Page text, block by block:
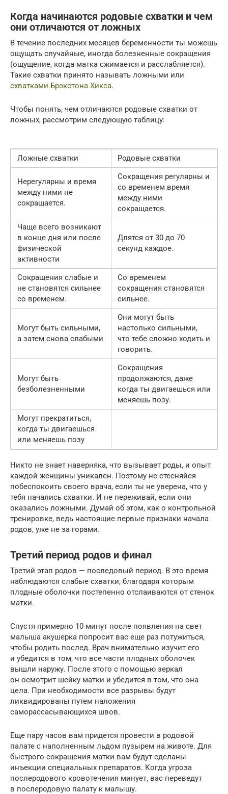
Когда начинаются родовые схватки и чем
они отличаются от ложных
В течение последних месяцев беременности ты можешь
ощущать случайные, иногда болезненные сокращения
(ощущение, когда матка сжимается и расслабляется).
Такие схватки принято называть ложными или
схватками Брэкстона Хикса.
Чтобы понять, чем отличаются родовые схватки от
ложных, рассмотрим следующую таблицу:
Ложные схватки Родовые схватки
Нерегулярны и время
между ними не
сокращается.
Сокращения регулярны и
со временем время
между ними
сокращается.
Чаще всего возникают
в конце дня или после
физической
активности
Длятся от 30 до 70
секунд каждое.
Сокращения слабые и
не становятся сильнее
со временем.
Со временем
сокращения становятся
сильнее.
Могут быть сильными,
а затем снова слабыми
Они могут быть
настолько сильными,
что тебе сложно ходить и
говорить.
Могут быть
безболезненными
Сокращения
продолжаются, даже
когда ты двигаешься или
меняешь позу.
Могут прекратиться,
когда ты двигаешься
или меняешь позу
Никто не знает наверняка, что вызывает роды, и опыт
каждой женщины уникален. Поэтому не стесняйся
побеспокоить своего врача, если ты не уверена, что у
тебя начались схватки. И не переживай, если они
оказались ложными. Думай об этом, как о контрольной
тренировке, ведь настоящие первые признаки начала
родов, уже не за горами.
Третий период родов и финал
Третий этап родов — последовый период. В это время
наблюдаются слабые схватки, благодаря которым
плодные оболочки постепенно отслаиваются от стенок
матки.
Спустя примерно 10 минут после появления на свет
малыша акушерка попросит вас еще раз потужиться,
чтобы родить послед. Врач внимательно изучит его
и убедится в том, что все части плодных оболочек
вышли наружу. После этого с помощью зеркал
он осмотрит шейку матки и убедится в том, что она
цела. При необходимости все разрывы будут
ликвидированы путем наложения
саморассасывающихся швов.
Еще пару часов вам придется провести в родовой
палате с наполненным льдом пузырем на животе. Для
быстрого сокращения матки вам будут сделаны
инъекции специальных препаратов. Когда угроза
послеродового кровотечения минует, вас переведут
в послеродовую палату к малышу.